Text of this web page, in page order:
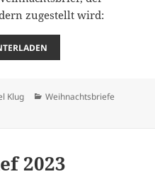
zugestellt wird:
Klug Kategorien
Weihnachtsbriefe
2023